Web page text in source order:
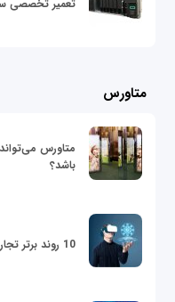
تعمیر تخصصی
متاورس
متاورس
باشد؟
10 روند برتر تجارت و فناوری در سال 2022